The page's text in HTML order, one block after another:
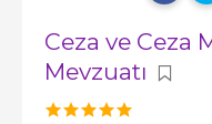
Ceza ve Ceza
Mevzuatı